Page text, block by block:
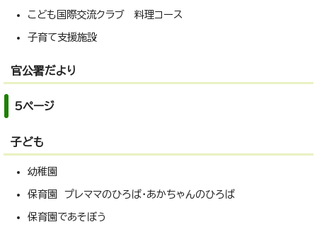
こども国際交流クラブ 料理コース
子育て支援施設
官公署だより
5ページ
子ども
幼稚園
保育園 プレママのひろば・あかちゃんのひろば
保育園であそぼう